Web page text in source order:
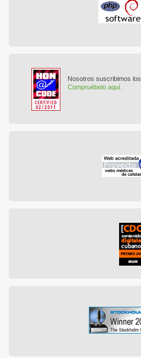
Nosotros suscribimos los
Compruébelo aquí.